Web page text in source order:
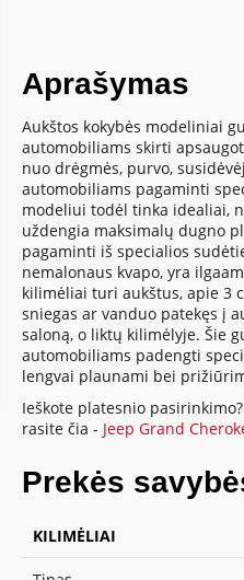
Aprašymas
Aukštos kokybės modeliniai
automobiliams skirti
nuo drėgmės, purvo,
automobiliams pagaminti
modeliui todėl tinka idealiai,
uždengia maksimalų dugno
pagaminti iš specialios
nemalonaus kvapo, yra
kilimėliai turi aukštus, apie 3
sniegas ar vanduo patekęs į
saloną, o liktų kilimėlyje. Šie
automobiliams padengti
lengvai plaunami bei
Ieškote platesnio
rasite čia - Jeep Grand
Prekės
KILIMĖLIAI